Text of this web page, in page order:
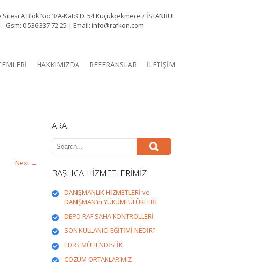
A Blok No: 3/A-Kat:9 D: 54 Küçükçekmece / İSTANBUL
– Gsm: 0 536 337 72 25 | Email: info@rafkon.com
HAKKIMIZDA REFERANSLAR İLETİŞİM
Next →
ARA
BAŞLICA HİZMETLERİMİZ
DANIŞMANLIK HİZMETLERİ ve
DANIŞMAN’ın YÜKÜMLÜLÜKLERİ
DEPO RAF SAHA KONTROLLERİ
SON KULLANICI EĞİTİMİ NEDİR?
EDRS MÜHENDİSLİK
ÇÖZÜM ORTAKLARIMIZ